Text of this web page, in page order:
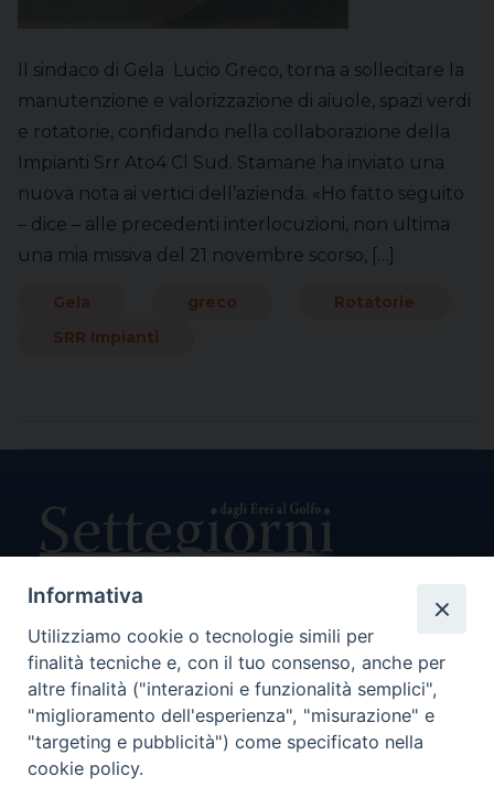
Il sindaco di Gela Lucio Greco, torna a sollecitare la
manutenzione e valorizzazione di aiuole, spazi verdi
e rotatorie, confidando nella collaborazione della
Impianti Srr Ato4 Cl Sud. Stamane ha inviato una
nuova nota ai vertici dell’azienda. «Ho fatto seguito
– dice – alle precedenti interlocuzioni, non ultima
una mia missiva del 21 novembre scorso, […]
Gela greco
Rotatorie
SRR Impianti
Direttore Responsabile Giuseppe Rabita
Direttore Amministrativo Salvatore Bruno
Editore e Proprietà Opera di Religione della Diocesi di Piazza
Armerina,
Via Cammarata, 21 – Piazza Armerina
P. I. 01121870867
Autorizzazione Tribunale di Enna n. 113 del 24/2/2007
Informativa
Utilizziamo cookie o tecnologie simili per
finalità tecniche e, con il tuo consenso, anche per
altre finalità ("interazioni e funzionalità semplici",
"miglioramento dell'esperienza", "misurazione" e
"targeting e pubblicità") come specificato nella
cookie policy.